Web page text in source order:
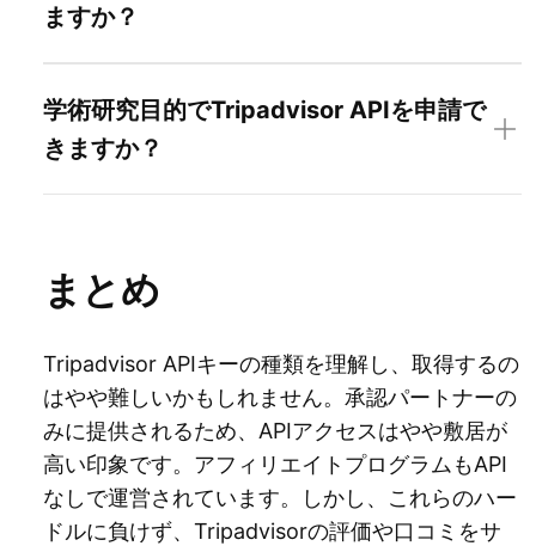
ますか？
学術研究目的でTripadvisor APIを申請で
きますか？
まとめ
Tripadvisor APIキーの種類を理解し、取得するの
はやや難しいかもしれません。承認パートナーの
みに提供されるため、APIアクセスはやや敷居が
高い印象です。アフィリエイトプログラムもAPI
なしで運営されています。しかし、これらのハー
ドルに負けず、Tripadvisorの評価や口コミをサ